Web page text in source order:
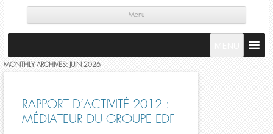
Menu
MONTHLY ARCHIVES: JUIN 2026
RAPPORT D’ACTIVITÉ 2012 :
MÉDIATEUR DU GROUPE EDF